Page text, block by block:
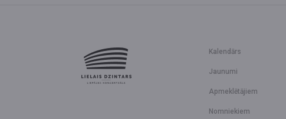
Kalendārs
Jaunumi
Apmeklētājiem
Nomniekiem